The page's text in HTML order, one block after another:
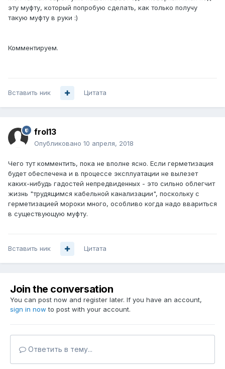
эту муфту, который попробую сделать, как только получу
такую муфту в руки :)
Комментируем.
Вставить ник Цитата
frol13
Опубликовано 10 апреля, 2018
Чего тут комментить, пока не вполне ясно. Если герметизация
будет обеспечена и в процессе эксплуатации не вылезет
каких-нибудь гадостей непредвиденных - это сильно облегчит
жизнь "трудящимся кабельной канализации", поскольку с
герметизацией мороки много, особливо когда надо ввариться
в существующую муфту.
Вставить ник Цитата
Join the conversation
You can post now and register later. If you have an account,
sign in now to post with your account.
Ответить в тему...